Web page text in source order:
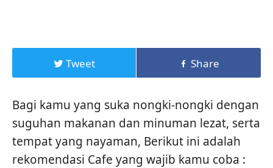
Tweet Share
Bagi kamu yang suka nongki-nongki dengan
suguhan makanan dan minuman lezat, serta
tempat yang nayaman, Berikut ini adalah
rekomendasi Cafe yang wajib kamu coba :